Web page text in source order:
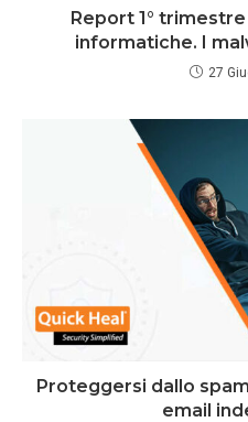
Report 1°
informatiche. I
27
Proteggersi dallo
email